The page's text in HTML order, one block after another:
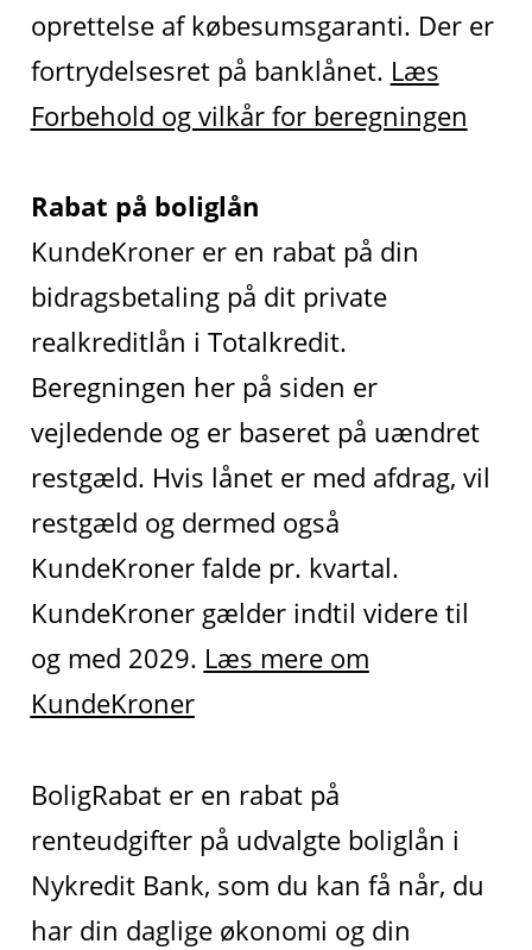
oprettelse af købesumsgaranti. Der er
fortrydelsesret på banklånet. Læs
Forbehold og vilkår for beregningen
Rabat på boliglån
KundeKroner er en rabat på din
bidragsbetaling på dit private
realkreditlån i Totalkredit.
Beregningen her på siden er
vejledende og er baseret på uændret
restgæld. Hvis lånet er med afdrag, vil
restgæld og dermed også
KundeKroner falde pr. kvartal.
KundeKroner gælder indtil videre til
og med 2029. Læs mere om
KundeKroner
BoligRabat er en rabat på
renteudgifter på udvalgte boliglån i
Nykredit Bank, som du kan få når, du
har din daglige økonomi og din